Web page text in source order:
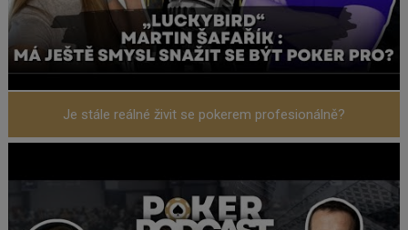
Je stále reálné živit se pokerem profesionálně?